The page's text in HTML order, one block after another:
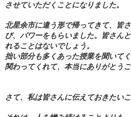
させていただくことになりました。
北星余市に違う形で帰ってきて、皆
び、パワーをもらいました。皆さん
れることはないでしょう。
拙い部分も多くあった授業を聞いて
関わってくれて、本当にありがとうご
さて、私は皆さんに伝えておきたいこ